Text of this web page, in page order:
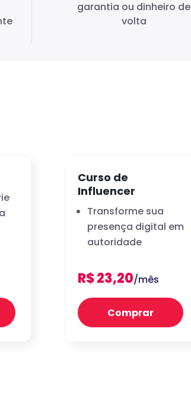
garantia ou dinheiro de
volta
Curso de
Influencer
Transforme sua
presença digital em
autoridade
R$ 23,20/mês
Comprar